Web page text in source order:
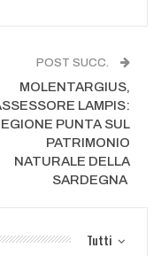
POST SUCC.
MOLENTARGIUS,
LAMPIS:
PUNTA SUL
PATRIMONIO
NATURALE DELLA
SARDEGNA
Tutti